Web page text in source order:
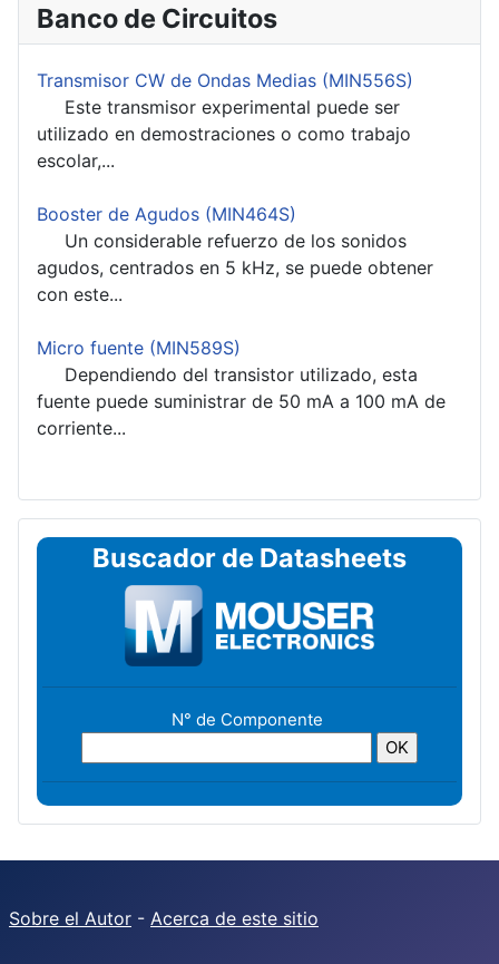
Banco de Circuitos
Transmisor CW de Ondas Medias (MIN556S)
Este transmisor experimental puede ser
utilizado en demostraciones o como trabajo
escolar,...
Booster de Agudos (MIN464S)
Un considerable refuerzo de los sonidos
agudos, centrados en 5 kHz, se puede obtener
con este...
Micro fuente (MIN589S)
Dependiendo del transistor utilizado, esta
fuente puede suministrar de 50 mA a 100 mA de
corriente...
Buscador de Datasheets
N° de Componente
Sobre el Autor - Acerca de este sitio